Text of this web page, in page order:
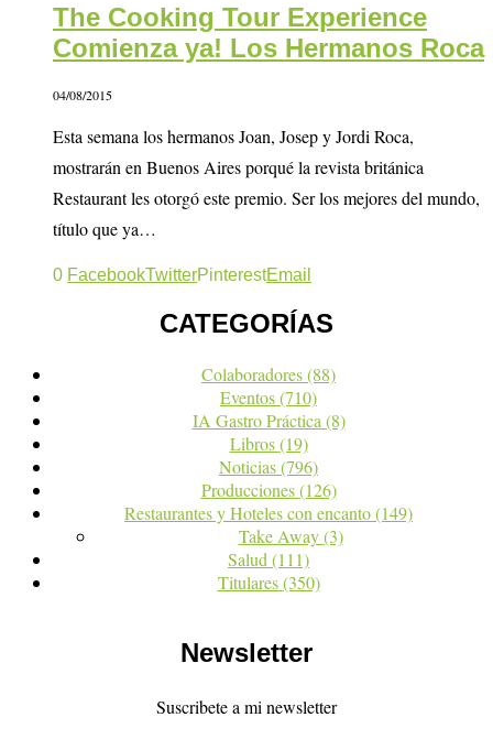
The Cooking Tour Experience
Comienza ya! Los Hermanos Roca
04/08/2015
Esta semana los hermanos Joan, Josep y Jordi Roca,
mostrarán en Buenos Aires porqué la revista británica
Restaurant les otorgó este premio. Ser los mejores del mundo,
título que ya…
0 FacebookTwitterPinterestEmail
CATEGORÍAS
Colaboradores(88)
Eventos(710)
IA Gastro Práctica(8)
Libros(19)
Noticias(796)
Producciones(126)
Restaurantes y Hoteles con encanto(149)
Take Away(3)
Salud(111)
Titulares(350)
Newsletter
Suscribete a mi newsletter